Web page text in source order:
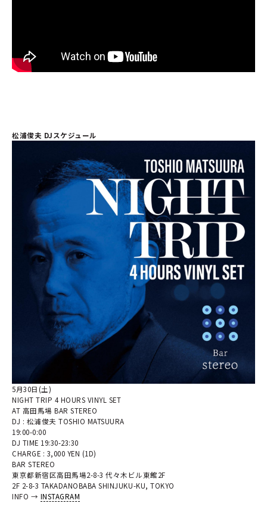
松浦俊夫 DJスケジュール
5月30日(土)
NIGHT TRIP 4 HOURS VINYL SET
AT 高田馬場 BAR STEREO
DJ : 松浦俊夫 TOSHIO MATSUURA
19:00-0:00
DJ TIME 19:30-23:30
CHARGE : 3,000 YEN (1D)
BAR STEREO
東京都新宿区高田馬場2-8-3 代々木ビル東館2F
2F 2-8-3 TAKADANOBABA SHINJUKU-KU, TOKYO
INFO → INSTAGRAM